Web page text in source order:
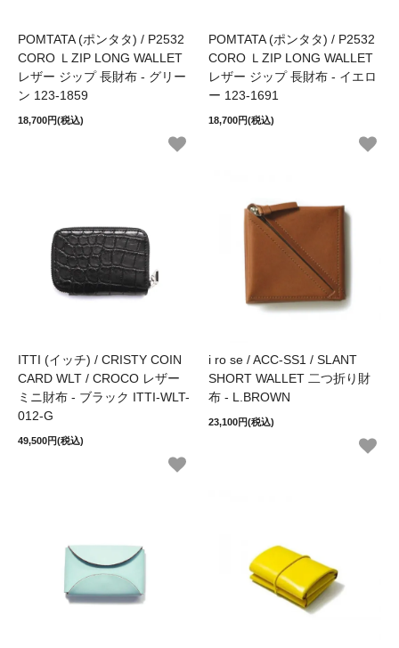
POMTATA (ポンタタ) / P2532
CORO ＬZIP LONG WALLET
レザー ジップ 長財布 - グリー
ン 123-1859
18,700円(税込)
POMTATA (ポンタタ) / P2532
CORO ＬZIP LONG WALLET
レザー ジップ 長財布 - イエロ
ー 123-1691
18,700円(税込)
ITTI (イッチ) / CRISTY COIN
CARD WLT / CROCO レザー
ミニ財布 - ブラック ITTI-WLT-
012-G
49,500円(税込)
i ro se / ACC-SS1 / SLANT
SHORT WALLET 二つ折り財
布 - L.BROWN
23,100円(税込)